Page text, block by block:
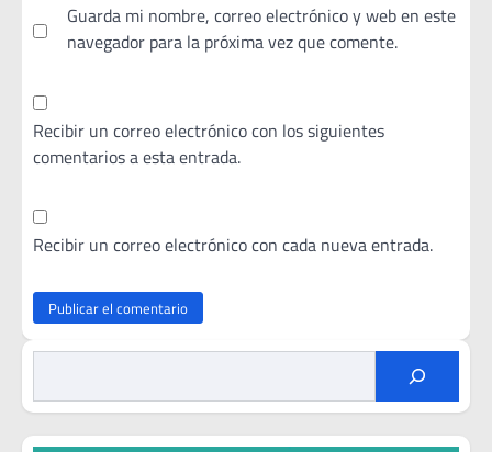
Guarda mi nombre, correo electrónico y web en este
navegador para la próxima vez que comente.
Recibir un correo electrónico con los siguientes
comentarios a esta entrada.
Recibir un correo electrónico con cada nueva entrada.